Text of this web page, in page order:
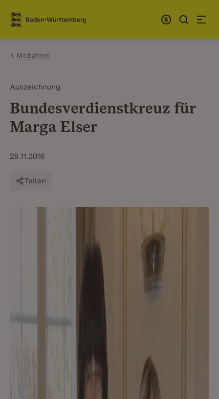
Zum Inhalt springen
Link zur Startseite
Mediathek
Auszeichnung
Bundesverdienstkreuz für
Marga Elser
28.11.2016
Teilen